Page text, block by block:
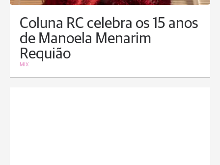
Coluna RC celebra os 15 anos
de Manoela Menarim
Requião
MIX